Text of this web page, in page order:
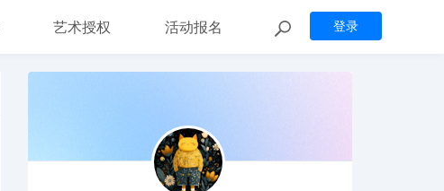
登录
艺术授权 活动报名